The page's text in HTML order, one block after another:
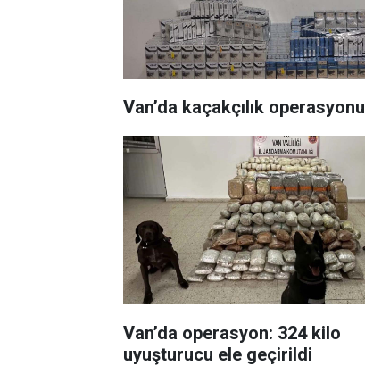
Van’da kaçakçılık operasyonu
Van’da operasyon: 324 kilo
uyuşturucu ele geçirildi